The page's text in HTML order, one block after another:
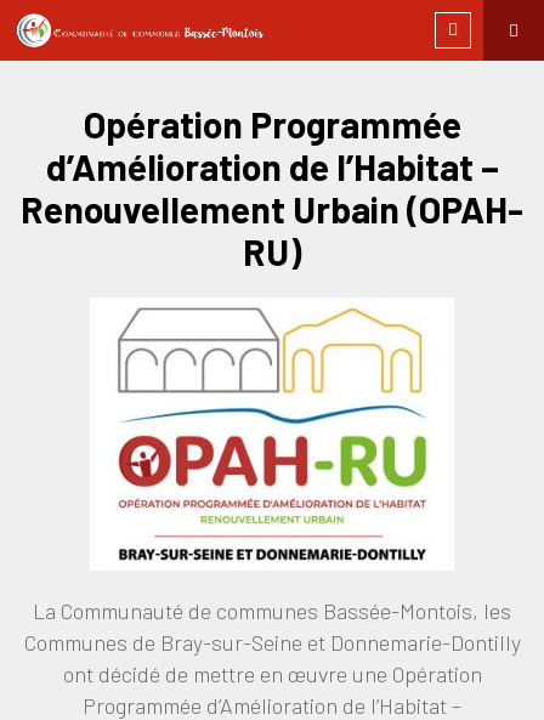
Opération Programmée
d’Amélioration de l’Habitat –
Renouvellement Urbain (OPAH-
RU)
La Communauté de communes Bassée-Montois, les
Communes de Bray-sur-Seine et Donnemarie-Dontilly
ont décidé de mettre en œuvre une Opération
Programmée d’Amélioration de l’Habitat –